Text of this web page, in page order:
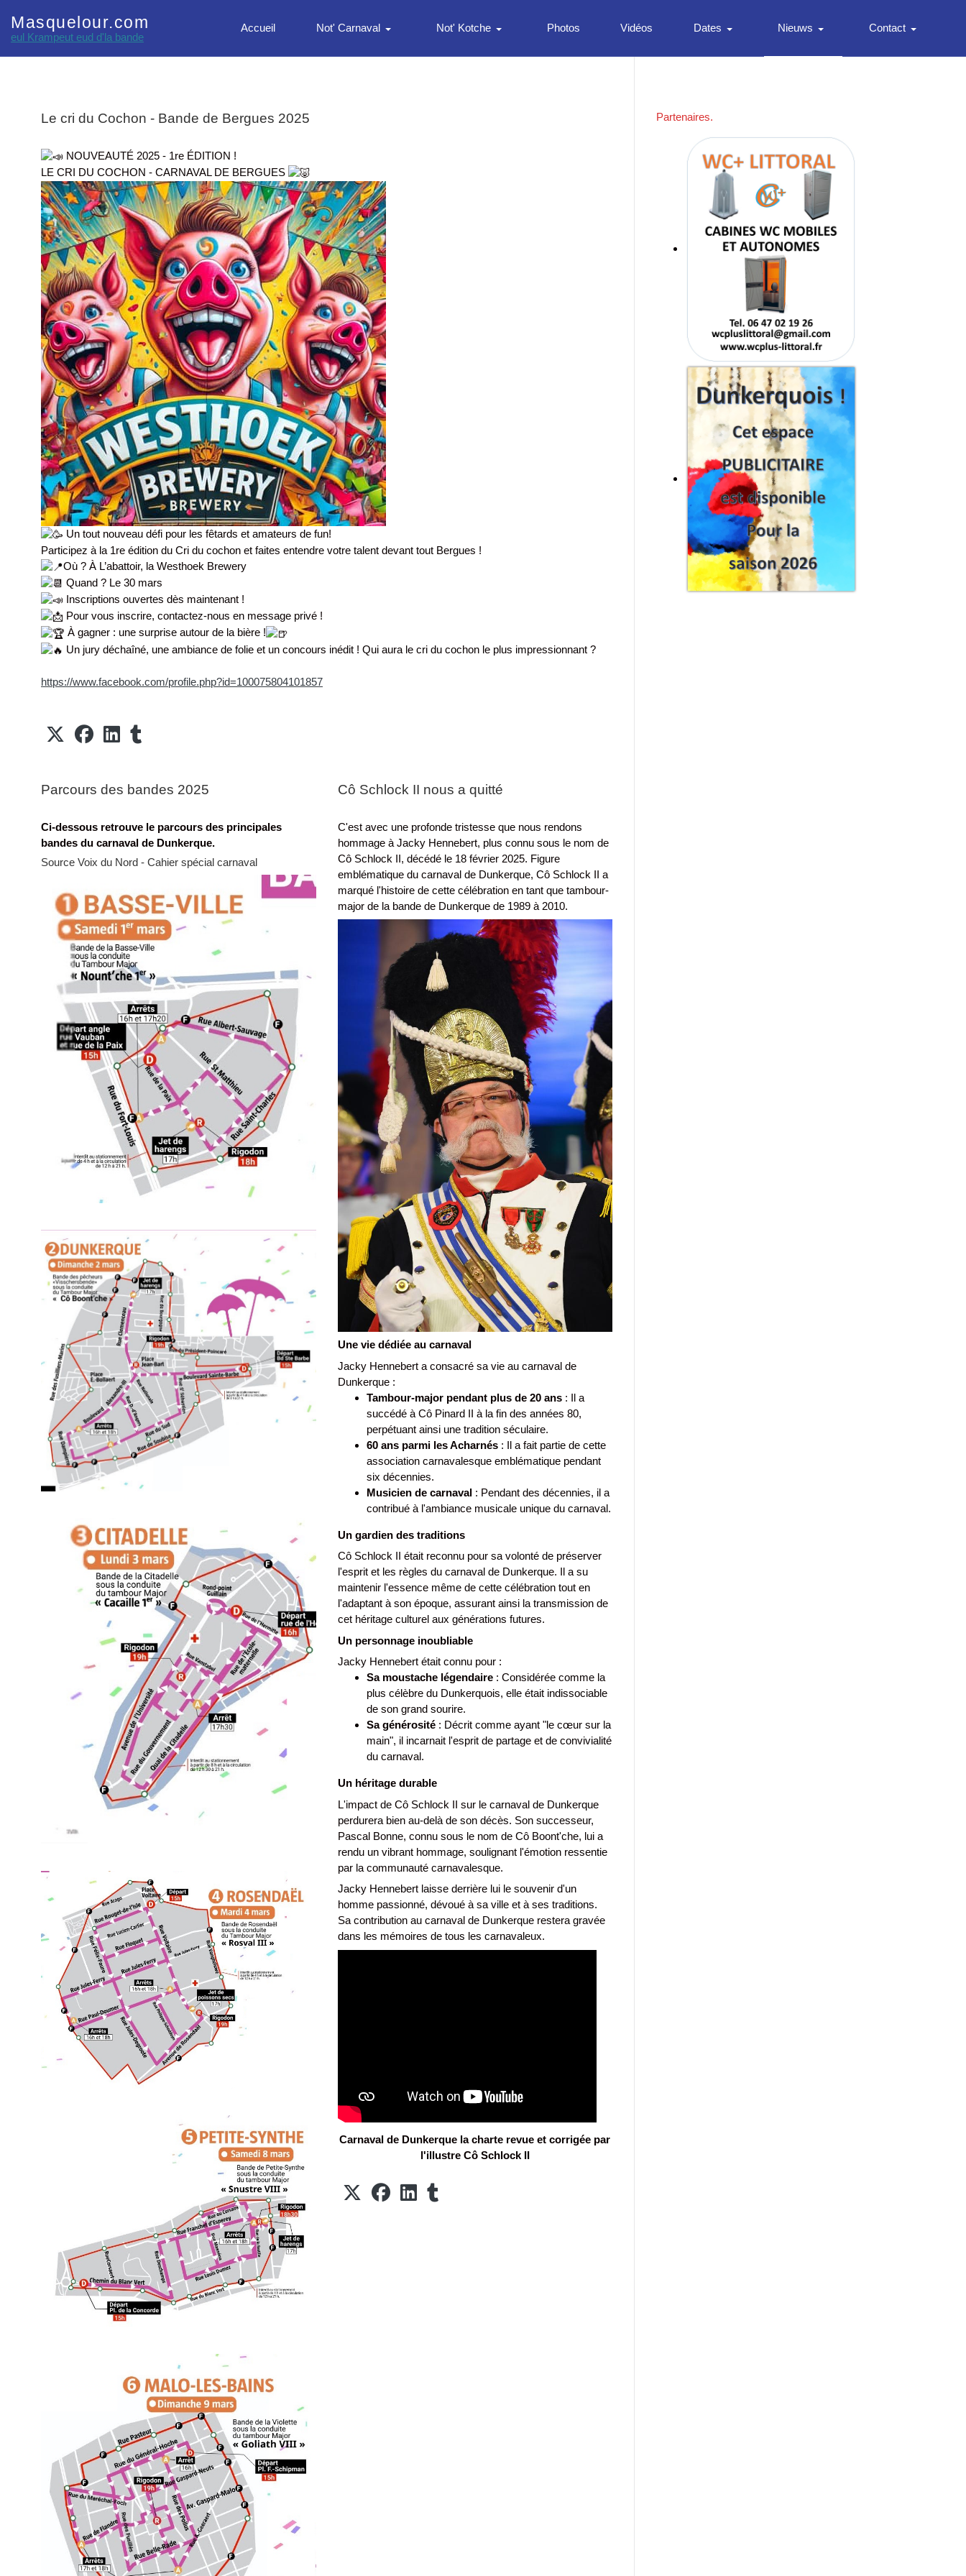
Masquelour.com
eul Krampeut eud d'la bande
Accueil Not' Carnaval Not' Kotche Photos Vidéos Dates Nieuws Contact
Le cri du Cochon - Bande de Bergues 2025
NOUVEAUTÉ 2025 - 1re ÉDITION !
LE CRI DU COCHON - CARNAVAL DE BERGUES
Un tout nouveau défi pour les fêtards et amateurs de fun!
Participez à la 1re édition du Cri du cochon et faites entendre votre talent devant tout Bergues !
Où ? À L’abattoir, la Westhoek Brewery
Quand ? Le 30 mars
Inscriptions ouvertes dès maintenant !
Pour vous inscrire, contactez-nous en message privé !
À gagner : une surprise autour de la bière !
Un jury déchaîné, une ambiance de folie et un concours inédit ! Qui aura le cri du cochon le plus impressionnant ?
https://www.facebook.com/profile.php?id=100075804101857
Parcours des bandes 2025
Ci-dessous retrouve le parcours des principales
bandes du carnaval de Dunkerque.
Source Voix du Nord - Cahier spécial carnaval
Cô Schlock II nous a quitté
C'est avec une profonde tristesse que nous rendons
hommage à Jacky Hennebert, plus connu sous le nom de
Cô Schlock II, décédé le 18 février 2025. Figure
emblématique du carnaval de Dunkerque, Cô Schlock II a
marqué l'histoire de cette célébration en tant que tambour-
major de la bande de Dunkerque de 1989 à 2010.
Une vie dédiée au carnaval
Jacky Hennebert a consacré sa vie au carnaval de
Dunkerque :
Tambour-major pendant plus de 20 ans: Il a
succédé à Cô Pinard II à la fin des années 80,
perpétuant ainsi une tradition séculaire.
60 ans parmi les Acharnés: Il a fait partie de cette
association carnavalesque emblématique pendant
six décennies.
Musicien de carnaval: Pendant des décennies, il a
contribué à l'ambiance musicale unique du carnaval.
Un gardien des traditions
Cô Schlock II était reconnu pour sa volonté de préserver
l'esprit et les règles du carnaval de Dunkerque. Il a su
maintenir l'essence même de cette célébration tout en
l'adaptant à son époque, assurant ainsi la transmission de
cet héritage culturel aux générations futures.
Un personnage inoubliable
Jacky Hennebert était connu pour :
Sa moustache légendaire: Considérée comme la
plus célèbre du Dunkerquois, elle était indissociable
de son grand sourire.
Sa générosité: Décrit comme ayant "le cœur sur la
main", il incarnait l'esprit de partage et de convivialité
du carnaval.
Un héritage durable
L'impact de Cô Schlock II sur le carnaval de Dunkerque
perdurera bien au-delà de son décès. Son successeur,
Pascal Bonne, connu sous le nom de Cô Boont'che, lui a
rendu un vibrant hommage, soulignant l'émotion ressentie
par la communauté carnavalesque.
Jacky Hennebert laisse derrière lui le souvenir d'un
homme passionné, dévoué à sa ville et à ses traditions.
Sa contribution au carnaval de Dunkerque restera gravée
dans les mémoires de tous les carnavaleux.
Carnaval de Dunkerque la charte revue et corrigée par
l'illustre Cô Schlock II
Partenaires